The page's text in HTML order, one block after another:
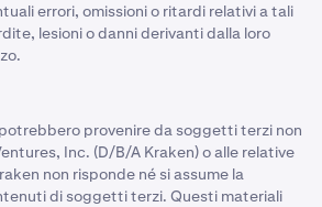
errori, omissioni o ritardi relativi a tali
lesioni o danni derivanti dalla loro
provenire da soggetti terzi non
Inc. (D/B/A Kraken) o alle relative
non risponde né si assume la
di soggetti terzi. Questi materiali